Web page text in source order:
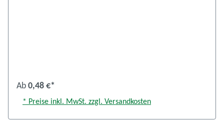
Ab 0,48 €*
* Preise inkl. MwSt. zzgl. Versandkosten